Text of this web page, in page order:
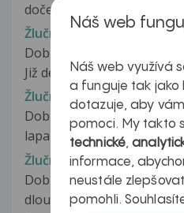
dočetla jsem se, že mohou
Žlučník a slinivka
Dobrý den, chtěla bych se
Již delší dobu mám dost...
Žlučník a trávení
Dobrý den. Je mi 32let.
laparoskopickém
Žlučník operace
Dobrý den. Zhruba před
dloubalo na pravé straně
Náš web
Náš web využívá
a funguje tak jako
dotazuje, aby
pomoci. My takto
technické,
informace,
neustále
pomohli.